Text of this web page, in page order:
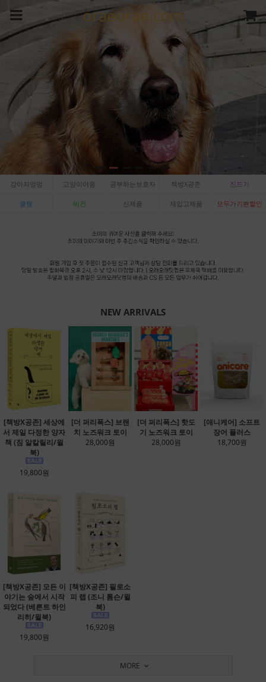
oraeorae.com
강아지멍멍 고양이야옹 공부하는보호자 책방X공존 진드기
쿨템 비건 신제품 재입고제품 모두가기쁜할인
NEW ARRIVALS
[책방X공존] 세상에
서 제일 다정한 양자
책 (짐 알칼릴리/윌
북)
19,800원
[더 퍼리폭스] 브랜
치 노즈워크 토이
28,000원
[더 퍼리폭스] 핫도
기 노즈워크 토이
28,000원
[애니케어] 소프트
장어 플러스
18,700원
[책방X공존] 모든 이
야기는 숲에서 시작
되었다 (베른트 하인
리히/윌북)
19,800원
[책방X공존] 필로소
피 랩 (조니 톰슨/윌
북)
16,920원
MORE